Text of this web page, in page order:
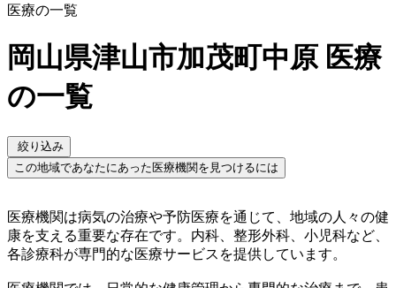
医療の一覧
岡山県津山市加茂町中原 医療
の一覧
絞り込み
この地域であなたにあった医療機関を見つけるには
医療機関は病気の治療や予防医療を通じて、地域の人々の健
康を支える重要な存在です。内科、整形外科、小児科など、
各診療科が専門的な医療サービスを提供しています。